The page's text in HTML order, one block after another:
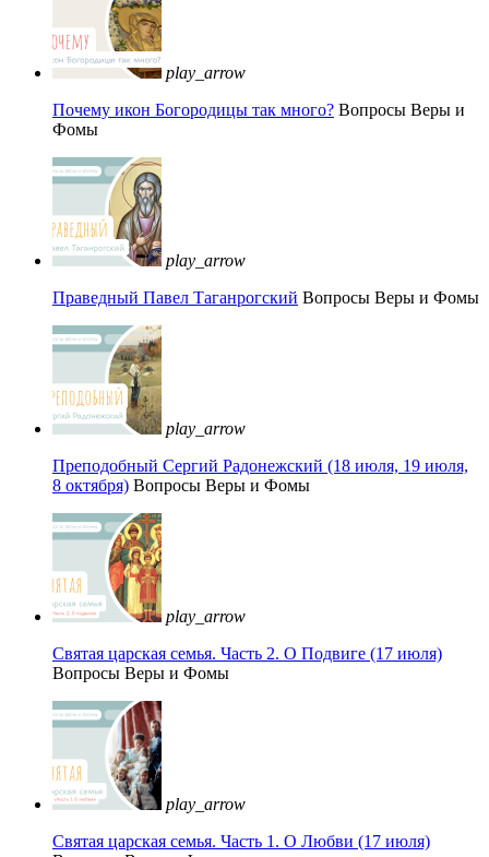
play_arrow
Почему икон Богородицы так много? Вопросы Веры и
Фомы
play_arrow
Праведный Павел Таганрогский Вопросы Веры и Фомы
play_arrow
Преподобный Сергий Радонежский (18 июля, 19 июля,
8 октября) Вопросы Веры и Фомы
play_arrow
Святая царская семья. Часть 2. О Подвиге (17 июля)
Вопросы Веры и Фомы
play_arrow
Святая царская семья. Часть 1. О Любви (17 июля)